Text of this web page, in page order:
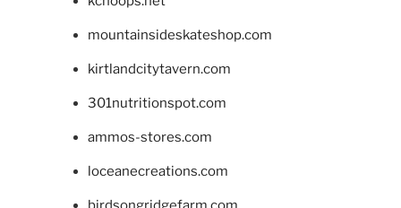
mountainsideskateshop.com
kirtlandcitytavern.com
301nutritionspot.com
ammos-stores.com
loceanecreations.com